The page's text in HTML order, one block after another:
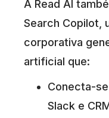
A Read AI
Search Copilot,
corporativa
artificial que:
Conecta-
Slack e